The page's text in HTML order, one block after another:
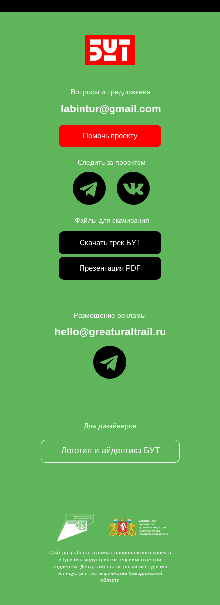
ТГ ВК
labintur@gmail.com
Следить за проектом
Презентация PDF
Скачать трек БУТ
Вопросы и предложения
Файлы для скачивания
Помочь проекту
hello@greaturaltrail.ru
Размещение рекламы
Логотип и айдентика БУТ
Для дизайнеров
Сайт разработан в рамках национального проекта
«Туризм и индустрия гостеприимства» при
поддержке Департамента по развитию туризма
и индустрии гостеприимства Свердловской
области